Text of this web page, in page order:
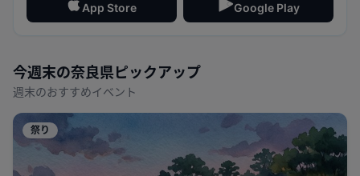
App Store Google Play
今週末の奈良県 ピックアップ
週末のおすすめイベント
祭り